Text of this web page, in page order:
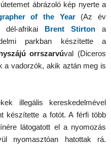
ábrázoló kép nyerte a
of the Year(Az év
dél-afrikai Brent Stirton a
parkban készítette a
orrszarvúval (Diceros
a vadorzók, akik aztán meg is
illegális kereskedelmével
készítette a fotót. A férfi több
látogatott el a nyomozás
nyomasztóan hatottak rá.